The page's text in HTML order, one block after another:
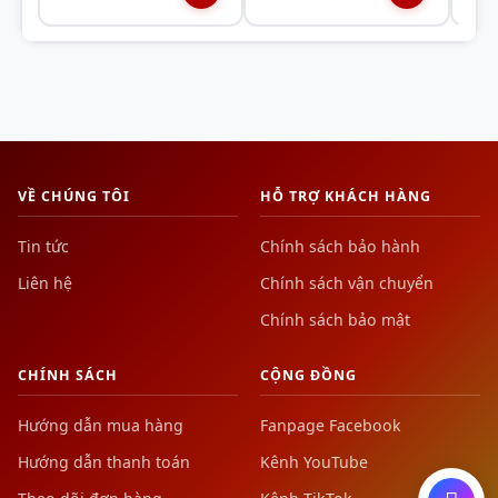
TORX FAN 5.0kết hợp
Quạt được
thiết kế để tối
ưu hoá hiệu
quả tản nhiệt
Quạt tản nhiệt được
cung, với các cánh
nghiên 22 độ, giúp duy
trì áp suất khí tản nhiệt
thổi vào cao ngay cả ở
tốc độ vòng quay thấp
7680 x 4320
N5080AORUS M-16GD)
VỀ CHÚNG TÔI
Tin tức
Liên hệ
HỖ TRỢ KHÁCH HÀNG
Chính sách bảo hành
Chính sách vận chuyển
Chính sách bảo mật
CHÍNH SÁCH
Hướng dẫn mua hàng
Hướng dẫn thanh toán
CỘNG ĐỒNG
Fanpage Facebook
Kênh YouTube